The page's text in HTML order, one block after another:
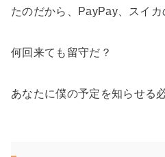
たのだから、PayPay、スイカ
何回来ても留守だ？
あなたに僕の予定を知らせる